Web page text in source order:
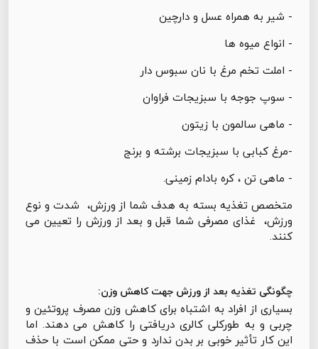
- شیر به همراه عسل و دارچین
- انواع میوه ها
- املت تخم مرغ با نان سبوس دار
- سوپ جوجه با سبزیجات فراوان
- ماهی سالمون با زیتون
-مرغ کبابی با سبزیجات برشته و برنج
- ماهی تن ، کره بادام زمینی.
متخصص تغذیه بسته به هدف شما از ورزش، شدت و نوع
ورزش، غذای مصرفی شما قبل و بعد از ورزش را تعیین می
کنند.
چگونگی تغذیه بعد از ورزش جهت کاهش وزن:
بسیاری از افراد به اشتباه برای کاهش وزن مصرف پروتئین و
چربی و به طورکلی کالری دریافتی را کاهش می دهند. اما
این کار تأثیر خوبی بر بدن ندارد و حتی ممکن است با حذف